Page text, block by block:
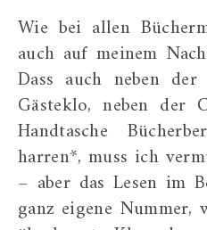
Wie bei allen Büchermenschen stapeln sich
auch auf meinem
Dass auch neben
Gästeklo, neben der
Handtasche
harren*, muss ich
– aber das Lesen im
ganz eigene